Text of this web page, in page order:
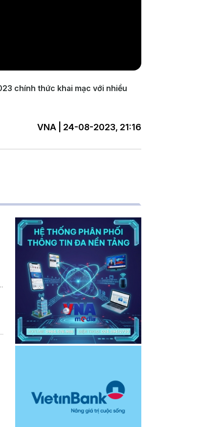
chính thức khai mạc với nhiều
VNA | 24-08-2023, 21:16